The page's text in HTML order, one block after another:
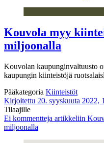
Kouvola myy
miljoonalla
Kouvolan kaupunginvaltuusto
kaupungin kiinteistöjä
Pääkategoria Kiinteistöt
Kirjoitettu 20. syyskuuta 2022,
Tilaajille
Ei kommentteja artikkeliin
miljoonalla